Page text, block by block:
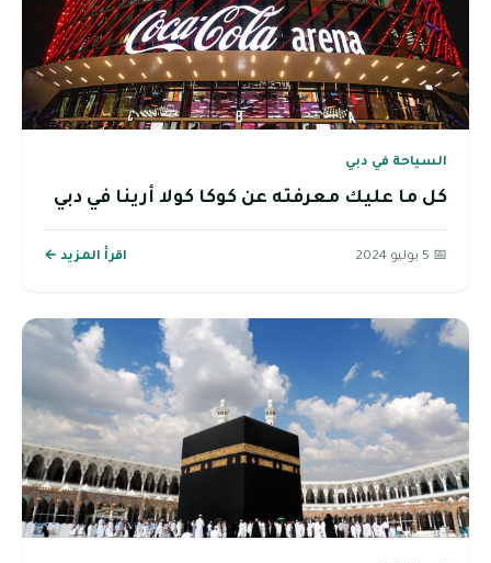
السياحة في دبي
كل ما عليك معرفته عن كوكا كولا أرينا في دبي
📅 5 يوليو 2024 اقرأ المزيد ←